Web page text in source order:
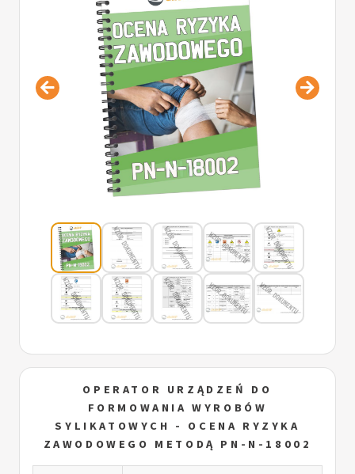
OPERATOR URZĄDZEŃ DO
FORMOWANIA WYROBÓW
SYLIKATOWYCH - OCENA RYZYKA
ZAWODOWEGO METODĄ PN-N-18002